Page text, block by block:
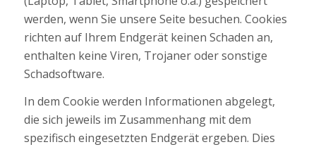
werden, wenn Sie unsere Seite besuchen. Cookies
richten auf Ihrem Endgerät keinen Schaden an,
enthalten keine Viren, Trojaner oder sonstige
Schadsoftware.
In dem Cookie werden Informationen abgelegt,
die sich jeweils im Zusammenhang mit dem
spezifisch eingesetzten Endgerät ergeben. Dies